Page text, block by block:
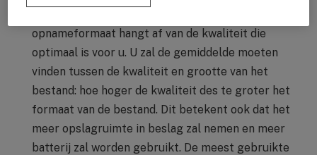
opnameformaat hangt af van de kwaliteit die
optimaal is voor u. U zal de gemiddelde moeten
vinden tussen de kwaliteit en grootte van het
bestand: hoe hoger de kwaliteit des te groter het
formaat van de bestand. Dit betekent ook dat het
meer opslagruimte in beslag zal nemen en meer
batterij zal worden gebruikt. De meest gebruikte